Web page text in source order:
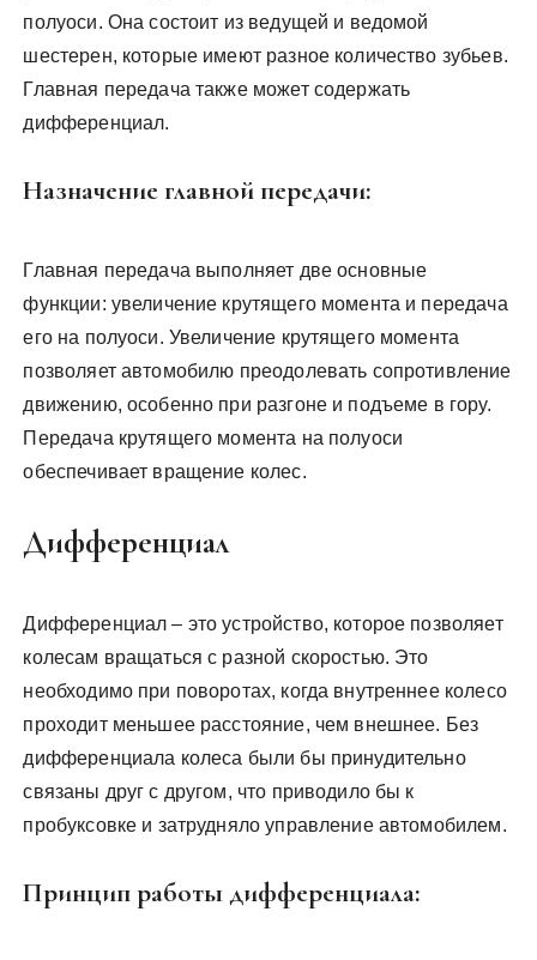
полуоси. Она состоит из ведущей и ведомой
шестерен, которые имеют разное количество зубьев.
Главная передача также может содержать
дифференциал.
Назначение главной передачи:
Главная передача выполняет две основные
функции: увеличение крутящего момента и передача
его на полуоси. Увеличение крутящего момента
позволяет автомобилю преодолевать сопротивление
движению, особенно при разгоне и подъеме в гору.
Передача крутящего момента на полуоси
обеспечивает вращение колес.
Дифференциал
Дифференциал – это устройство, которое позволяет
колесам вращаться с разной скоростью. Это
необходимо при поворотах, когда внутреннее колесо
проходит меньшее расстояние, чем внешнее. Без
дифференциала колеса были бы принудительно
связаны друг с другом, что приводило бы к
пробуксовке и затрудняло управление автомобилем.
Принцип работы дифференциала: